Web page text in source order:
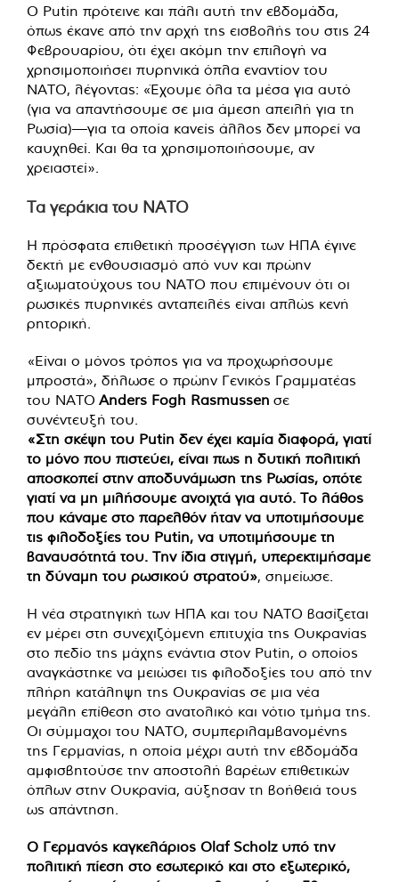
Ο Putin πρότεινε και πάλι αυτή την εβδομάδα,
όπως έκανε από την αρχή της εισβολής του στις 24
Φεβρουαρίου, ότι έχει ακόμη την επιλογή να
χρησιμοποιήσει πυρηνικά όπλα εναντίον του
ΝΑΤΟ, λέγοντας: «Έχουμε όλα τα μέσα για αυτό
(για να απαντήσουμε σε μια άμεση απειλή για τη
Ρωσία)—για τα οποία κανείς άλλος δεν μπορεί να
καυχηθεί. Και θα τα χρησιμοποιήσουμε, αν
χρειαστεί».
Τα γεράκια του ΝΑΤΟ
Η πρόσφατα επιθετική προσέγγιση των ΗΠΑ έγινε
δεκτή με ενθουσιασμό από νυν και πρώην
αξιωματούχους του ΝΑΤΟ που επιμένουν ότι οι
ρωσικές πυρηνικές ανταπειλές είναι απλώς κενή
ρητορική.
«Είναι ο μόνος τρόπος για να προχωρήσουμε
μπροστά», δήλωσε ο πρώην Γενικός Γραμματέας
του ΝΑΤΟ Anders Fogh Rasmussen σε
συνέντευξή του.
«Στη σκέψη του Putin δεν έχει καμία διαφορά, γιατί
το μόνο που πιστεύει, είναι πως η δυτική πολιτική
αποσκοπεί στην αποδυνάμωση της Ρωσίας, οπότε
γιατί να μη μιλήσουμε ανοιχτά για αυτό. Το λάθος
που κάναμε στο παρελθόν ήταν να υποτιμήσουμε
τις φιλοδοξίες του Putin, να υποτιμήσουμε τη
βαναυσότητά του. Την ίδια στιγμή, υπερεκτιμήσαμε
τη δύναμη του ρωσικού στρατού», σημείωσε.
Η νέα στρατηγική των ΗΠΑ και του ΝΑΤΟ βασίζεται
εν μέρει στη συνεχιζόμενη επιτυχία της Ουκρανίας
στο πεδίο της μάχης ενάντια στον Putin, ο οποίος
αναγκάστηκε να μειώσει τις φιλοδοξίες του από την
πλήρη κατάληψη της Ουκρανίας σε μια νέα
μεγάλη επίθεση στο ανατολικό και νότιο τμήμα της.
Οι σύμμαχοι του ΝΑΤΟ, συμπεριλαμβανομένης
της Γερμανίας, η οποία μέχρι αυτή την εβδομάδα
αμφισβητούσε την αποστολή βαρέων επιθετικών
όπλων στην Ουκρανία, αύξησαν τη βοήθειά τους
ως απάντηση.
Ο Γερμανός καγκελάριος Olaf Scholz υπό την
πολιτική πίεση στο εσωτερικό και στο εξωτερικό,